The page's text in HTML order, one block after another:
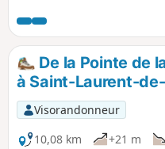
De la Pointe de
à Saint-Laurent-
Visorandonneur
10,08 km
+21 m